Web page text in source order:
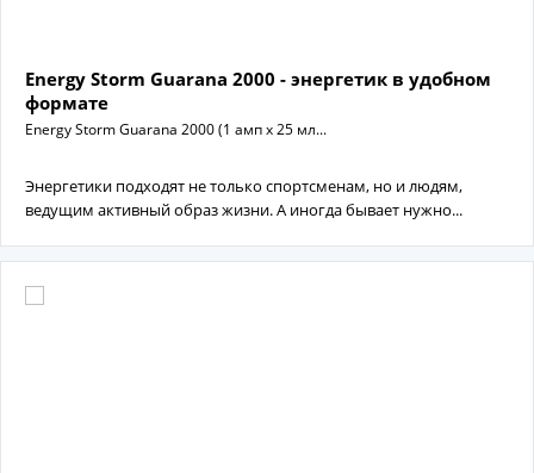
Energy Storm Guarana 2000 - энергетик в удобном
формате
Energy Storm Guarana 2000 (1 амп х 25 мл...
Энергетики подходят не только спортсменам, но и людям,
ведущим активный образ жизни. А иногда бывает нужно...